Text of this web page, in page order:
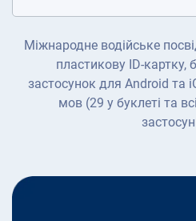
Міжнародне водійське
пластикову ID-картку,
застосунок для Android та
мов (29 у буклеті та